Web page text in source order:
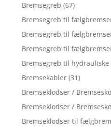
Bremsegreb (67)
Bremsegreb til
Bremsegreb til
Bremsegreb til
Bremsegreb til
Bremsekabler (31)
Bremseklodser /
Bremseklodser /
Bremseklodser til